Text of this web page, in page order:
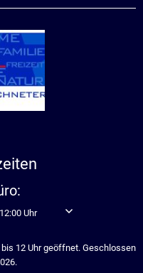
oder Schließzeiten
12:00Uhr Von 08:00 bis 12:00
12 Uhr geöffnet. Geschlossen